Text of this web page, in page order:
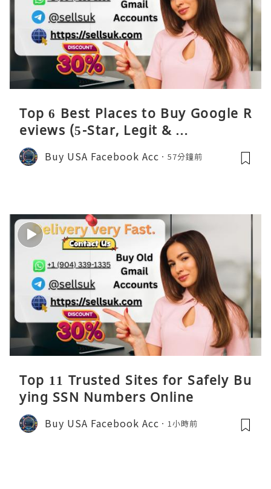
Top 6 Best Places to Buy Google R
eviews (5-Star, Legit & …
Buy USA Facebook Acc 57分鐘前
Top 11 Trusted Sites for Safely Bu
ying SSN Numbers Online
Buy USA Facebook Acc 1小時前